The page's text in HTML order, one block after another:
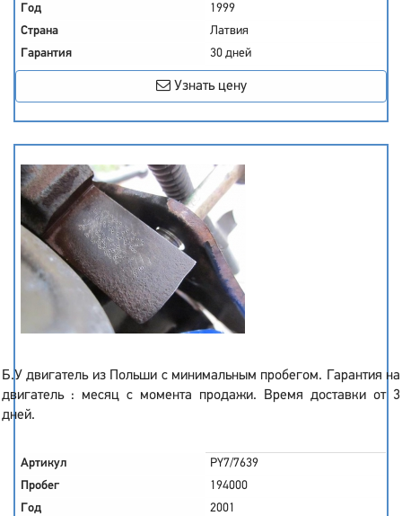
Год
1999
Страна
Латвия
Гарантия
30 дней
Узнать цену
Б.У двигатель из Польши с минимальным пробегом. Гарантия на
двигатель : месяц с момента продажи. Время доставки от 3
дней.
Артикул
PY7/7639
Пробег
194000
Год
2001